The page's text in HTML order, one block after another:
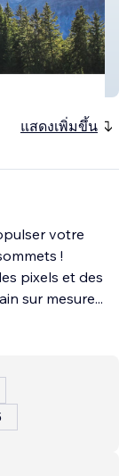
แสดงเพิ่มขึ้น
votre
!
pixels et des
sur mesure...